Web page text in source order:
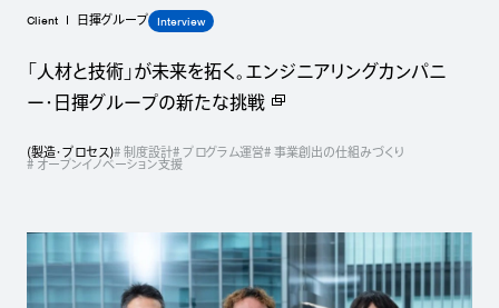
Client 日揮グループ Interview
「人材と技術」が未来を拓く。エンジニアリングカンパニ
ー・日揮グループの新たな挑戦
(製造・プロセス)# 制度設計# プログラム運営# 事業創出の仕組みづくり
# オープンイノベーション支援